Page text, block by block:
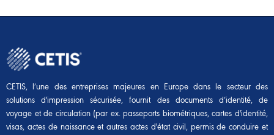
CETIS, l’une des entreprises majeures en Europe dans le secteur des
solutions d'impression sécurisée, fournit des documents d’identité, de
voyage et de circulation (par ex. passeports biométriques, cartes d'identité,
visas, actes de naissance et autres actes d'état civil, permis de conduire et